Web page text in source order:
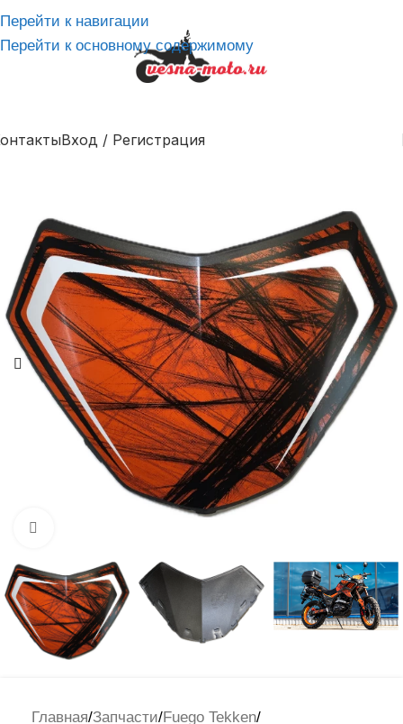
Перейти к навигации
Перейти к основному содержимому
Вход / Регистрация
Главная/Запчасти/Fuego Tekken/